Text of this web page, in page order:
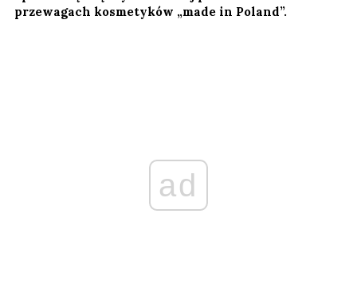
przewagach kosmetyków „made in Poland”.
ad